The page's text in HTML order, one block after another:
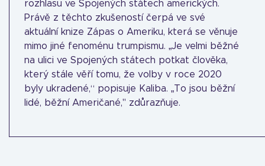
rozhlasu ve Spojených státech amerických.
Právě z těchto zkušeností čerpá ve své
aktuální knize Zápas o Ameriku, která se věnuje
mimo jiné fenoménu trumpismu. „Je velmi běžné
na ulici ve Spojených státech potkat člověka,
který stále věří tomu, že volby v roce 2020
byly ukradené,“ popisuje Kaliba. „To jsou běžní
lidé, běžní Američané," zdůrazňuje.